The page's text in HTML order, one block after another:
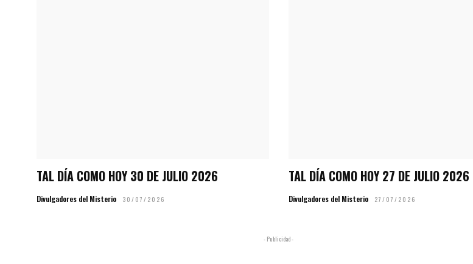
TAL DÍA COMO HOY 30 DE JULIO 2026
Divulgadores del Misterio 30/07/2026
TAL DÍA COMO HOY 27 DE JULIO 2026
Divulgadores del Misterio 27/07/2026
- Publicidad -